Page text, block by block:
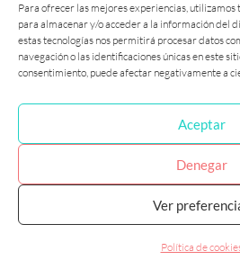
Para ofrecer las mejores experiencias, utilizamos
para almacenar y/o acceder a la información del
estas tecnologías nos permitirá procesar datos
navegación o las identificaciones únicas en este
consentimiento, puede afectar negativamente a
Aceptar
Denegar
Ver
Política de
Constelaciones(1)
Matrix Maestra(1)
Política de cookies (UE)
Laura Flames 2017 ©
Consciente - Fotografía